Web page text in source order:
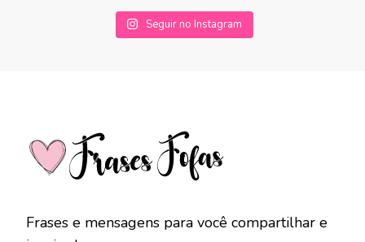
Seguir no Instagram
Frases e mensagens para você compartilhar e